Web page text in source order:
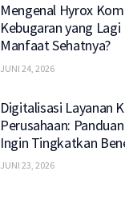
Mengenal Hyrox
Kebugaran yang
Manfaat Sehatnya?
JUNI 24, 2026
Digitalisasi Layanan
Perusahaan:
Ingin Tingkatkan
JUNI 23, 2026